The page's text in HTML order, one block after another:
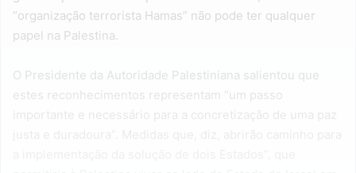
“organização terrorista Hamas” não pode ter qualquer
papel na Palestina.
O Presidente da Autoridade Palestiniana salientou que
estes reconhecimentos representam “um passo